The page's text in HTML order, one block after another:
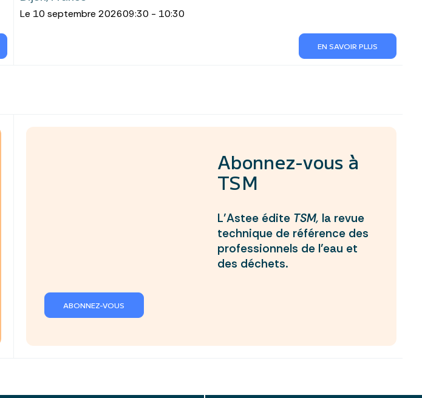
Le 10 septembre 202609:30 - 10:30
EN SAVOIR PLUS
Abonnez-vous à
TSM
L’Astee édite TSM, la revue
technique de référence des
professionnels de l’eau et
des déchets.
ABONNEZ-VOUS